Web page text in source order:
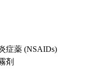
症薬 (NSAIDs)
剤